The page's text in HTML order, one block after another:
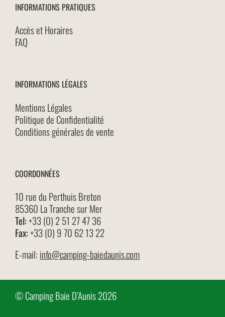
INFORMATIONS PRATIQUES
Accès et Horaires
FAQ
INFORMATIONS LÉGALES
Mentions Légales
Politique de Confidentialité
Conditions générales de vente
COORDONNÉES
10 rue du Perthuis Breton
85360 La Tranche sur Mer
Tel:+33 (0) 2 51 27 47 36
Fax:+33 (0) 9 70 62 13 22
E-mail: info@camping-baiedaunis.com
© Camping Baie D’Aunis 2026